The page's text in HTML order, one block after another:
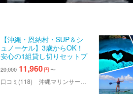
【沖縄・恩納村・SUP＆シ
ュノーケル】3歳からOK！
安心の1組貸し切りセットプ
ラン！手ぶら参加OK！
20,000 11,960円 〜
口コミ(118) 沖縄マリンサービス碧